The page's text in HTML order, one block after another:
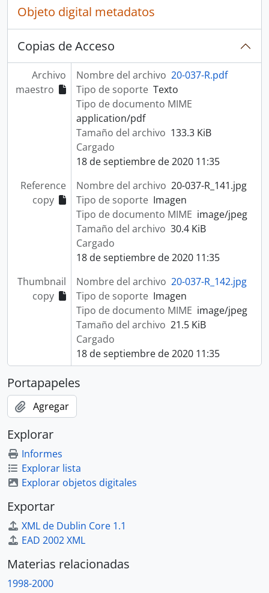
Objeto digital metadatos
Copias de Acceso
Archivo
maestro
Nombre del archivo 20-037-R.pdf
Tipo de soporte Texto
Tipo de documento MIME
application/pdf
Tamaño del archivo 133.3 KiB
Cargado
18 de septiembre de 2020 11:35
Reference
copy
Nombre del archivo 20-037-R_141.jpg
Tipo de soporte Imagen
Tipo de documento MIME image/jpeg
Tamaño del archivo 30.4 KiB
Cargado
18 de septiembre de 2020 11:35
Thumbnail
copy
Nombre del archivo 20-037-R_142.jpg
Tipo de soporte Imagen
Tipo de documento MIME image/jpeg
Tamaño del archivo 21.5 KiB
Cargado
18 de septiembre de 2020 11:35
Portapapeles
Agregar
Explorar
Informes
Explorar lista
Explorar objetos digitales
Exportar
XML de Dublin Core 1.1
EAD 2002 XML
Materias relacionadas
1998-2000